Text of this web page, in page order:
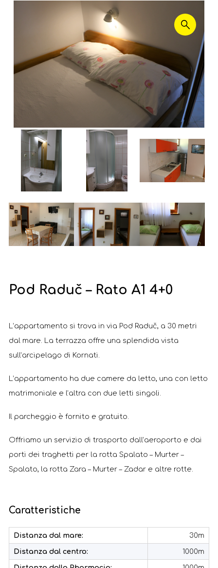
Pod Raduč – Rato A1 4+0
L’appartamento si trova in via Pod Raduč, a 30 metri
dal mare. La terrazza offre una splendida vista
sull’arcipelago di Kornati.
L’appartamento ha due camere da letto, una con letto
matrimoniale e l’altra con due letti singoli.
Il parcheggio è fornito e gratuito.
Offriamo un servizio di trasporto dall’aeroporto e dai
porti dei traghetti per la rotta Spalato – Murter –
Spalato, la rotta Zara – Murter – Zadar e altre rotte.
Caratteristiche
Distanza dal mare: 30m
Distanza dal centro: 1000m